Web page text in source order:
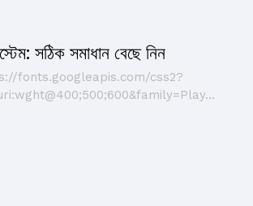
সঠিক সমাধান বেছে নিন
fonts.googleapis.com/css2?